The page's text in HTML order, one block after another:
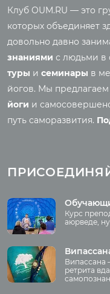
Фото йога-туров
Аудио отзывы о турах
Семинары
Аудио отзывы о
О нас
Преподаватели
Регионы
Ваша помощь
Клуб OUM.RU — это
которых объединяет
довольно давно
знаниями с людьми в
туры и семинары в
йогов. Мы
йоги и
путь саморазвития.
Курс
аюрведе,
Випассана
ретрита